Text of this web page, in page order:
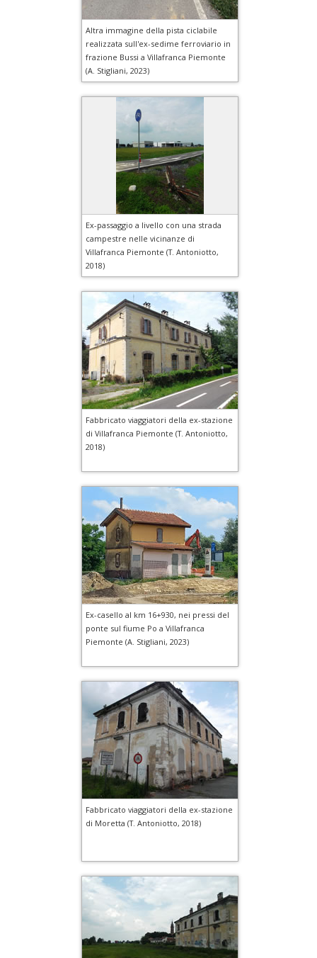
Altra immagine della pista ciclabile
realizzata sull'ex-sedime ferroviario in
frazione Bussi a Villafranca Piemonte
(A. Stigliani, 2023)
Ex-passaggio a livello con una strada
campestre nelle vicinanze di
Villafranca Piemonte (T. Antoniotto,
2018)
Fabbricato viaggiatori della ex-stazione
di Villafranca Piemonte (T. Antoniotto,
2018)
Ex-casello al km 16+930, nei pressi del
ponte sul fiume Po a Villafranca
Piemonte (A. Stigliani, 2023)
Fabbricato viaggiatori della ex-stazione
di Moretta (T. Antoniotto, 2018)